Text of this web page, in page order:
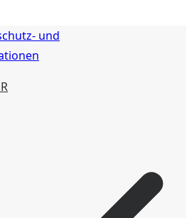
und
einer Spende unterstützen und